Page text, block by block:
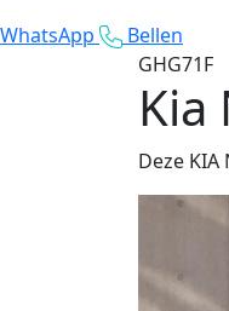
WhatsApp
Bellen
GHG71F
Kia
Deze